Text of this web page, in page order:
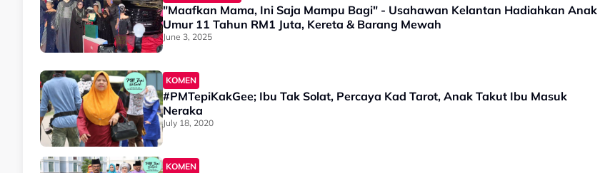
"Maafkan Mama, Ini Saja Mampu Bagi" - Usahawan Kelantan Hadiahkan Anak
Umur 11 Tahun RM1 Juta, Kereta & Barang Mewah
June 3, 2025
KOMEN
#PMTepiKakGee; Ibu Tak Solat, Percaya Kad Tarot, Anak Takut Ibu Masuk
Neraka
July 18, 2020
KOMEN